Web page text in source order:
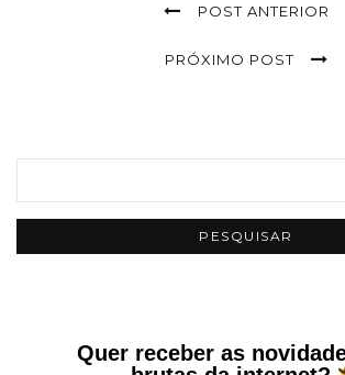
POST ANTERIOR
PRÓXIMO POST
Quer receber as